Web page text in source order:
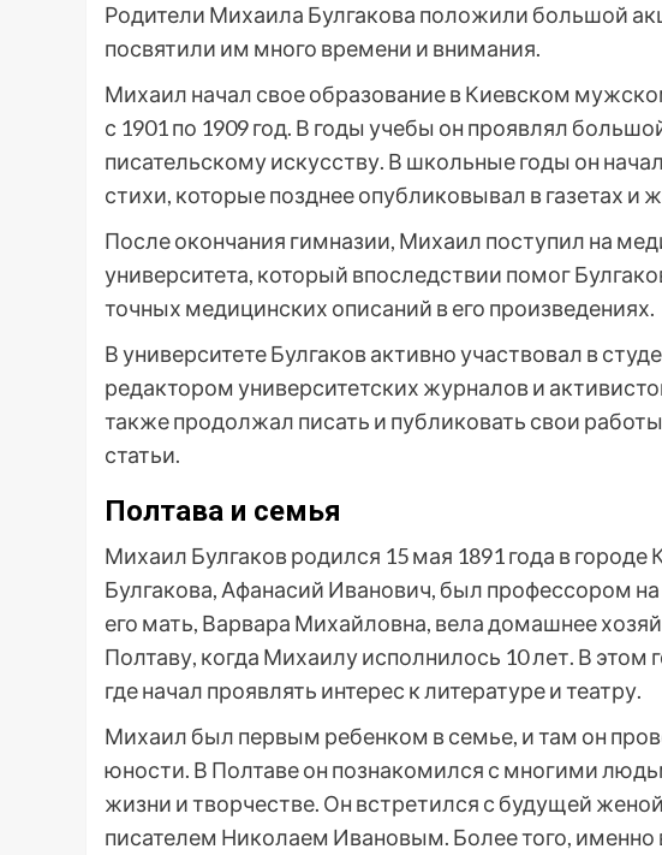
Родители Михаила Булгакова положили большой
посвятили им много времени и внимания.
Михаил начал свое образование в Киевском
с 1901 по 1909 год. В годы учебы он проявлял
писательскому искусству. В школьные годы он
стихи, которые позднее опубликовывал в газетах и
После окончания гимназии, Михаил поступил на
университета, который впоследствии помог
точных медицинских описаний в его произведениях.
В университете Булгаков активно участвовал в
редактором университетских журналов и
также продолжал писать и публиковать свои
статьи.
Полтава и семья
Михаил Булгаков родился 15 мая 1891 года в
Булгакова, Афанасий Иванович, был профессором
его мать, Варвара Михайловна, вела домашнее
Полтаву, когда Михаилу исполнилось 10 лет. В
где начал проявлять интерес к литературе и театру.
Михаил был первым ребенком в семье, и там он
юности. В Полтаве он познакомился с многими
жизни и творчестве. Он встретился с будущей
писателем Николаем Ивановым. Более того, именно